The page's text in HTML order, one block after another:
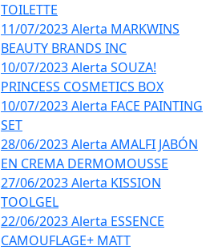
TOILETTE
11/07/2023 Alerta MARKWINS
BEAUTY BRANDS INC
10/07/2023 Alerta SOUZA!
PRINCESS COSMETICS BOX
10/07/2023 Alerta FACE PAINTING
SET
28/06/2023 Alerta AMALFI JABÓN
EN CREMA DERMOMOUSSE
27/06/2023 Alerta KISSION
TOOLGEL
22/06/2023 Alerta ESSENCE
CAMOUFLAGE+ MATT